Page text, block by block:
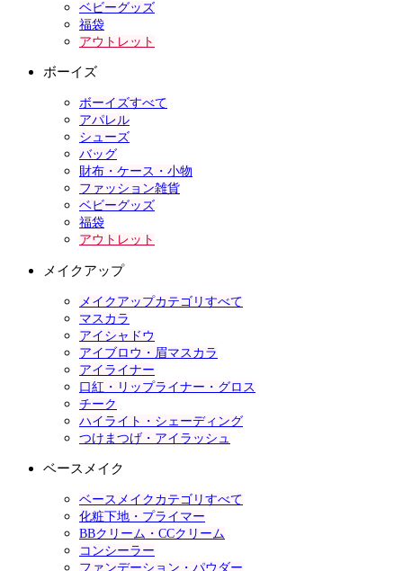
ベビーグッズ
福袋
アウトレット
ボーイズ
ボーイズすべて
アパレル
シューズ
バッグ
財布・ケース・小物
ファッション雑貨
ベビーグッズ
福袋
アウトレット
メイクアップ
メイクアップカテゴリすべて
マスカラ
アイシャドウ
アイブロウ・眉マスカラ
アイライナー
口紅・リップライナー・グロス
チーク
ハイライト・シェーディング
つけまつげ・アイラッシュ
ベースメイク
ベースメイクカテゴリすべて
化粧下地・プライマー
BBクリーム・CCクリーム
コンシーラー
ファンデーション・パウダー